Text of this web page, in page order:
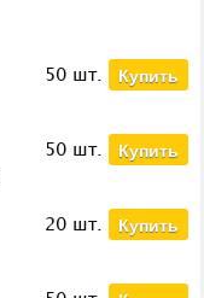
50 шт. Купить
50 шт. Купить
20 шт. Купить